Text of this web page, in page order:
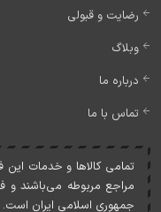
رضایت و قبولی
وبلاگ
درباره ما
تماس با ما
تمامی کالاها و خدمات
مراجع مربوطه می‌باشند و
جمهوری اسلامی ايران است.